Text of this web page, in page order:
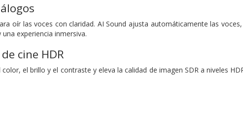
oír las voces con claridad. AI Sound ajusta automáticamente las
experiencia inmersiva.
cine HDR
el brillo y el contraste y eleva la calidad de imagen SDR a niveles